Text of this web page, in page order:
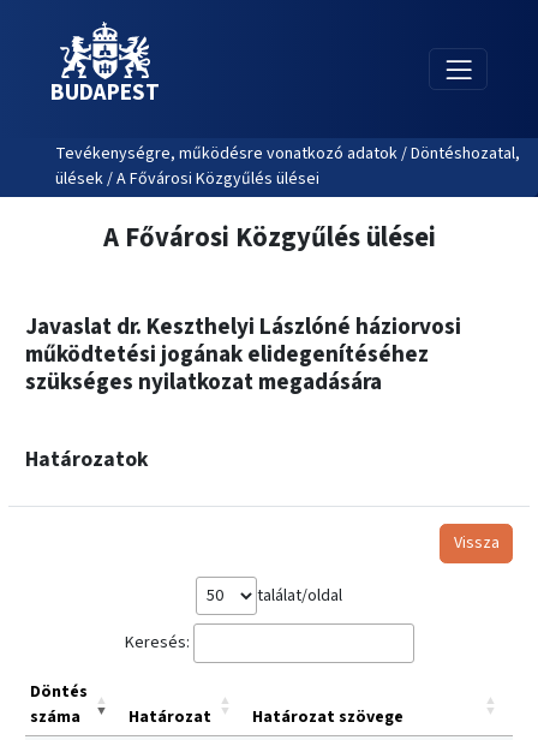
BUDAPEST
Tevékenységre, működésre vonatkozó adatok / Döntéshozatal,
ülések / A Fővárosi Közgyűlés ülései
A Fővárosi Közgyűlés ülései
Javaslat dr. Keszthelyi Lászlóné háziorvosi
működtetési jogának elidegenítéséhez
szükséges nyilatkozat megadására
Határozatok
Vissza
találat/oldal
Keresés:
Döntés
száma
Határozat
Határozat szövege